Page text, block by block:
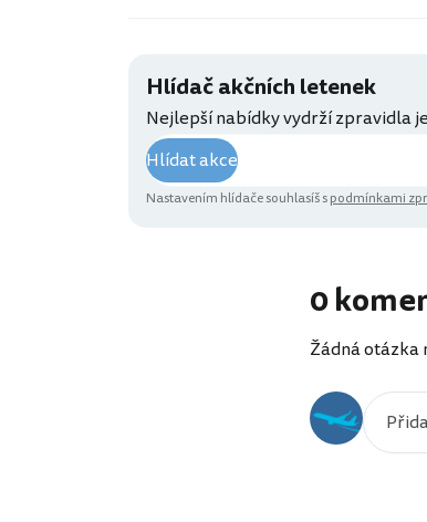
Hlídač akčních letenek
Nejlepší nabídky vydrží zpravidla
Hlídat akce
Nastavením hlídače souhlasíš spodmínkami
0
Žádná otázka